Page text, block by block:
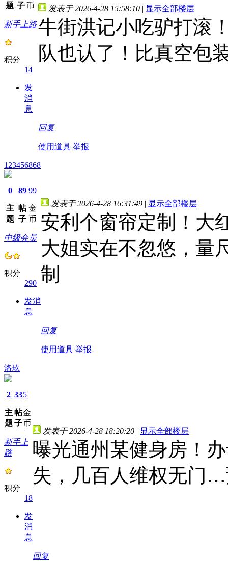
题 子币
新手上路
积分
14
发
消
息
发表于 2026-4-28 15:58:10 | 显示全部楼层
牛街洪记小吃驴打滚
队也认了！比真空包
回复
使用道具 举报
123456868
0
主
题
89
帖
子
99
金
币
中级会员
积分
290
发消
息
发表于 2026-4-28 16:31:49 | 显示全部楼层
安利个窗帘定制！大
大姐实在不忽悠，量
制
回复
使用道具 举报
洛玖
2
主
题
33
帖
子
5
金
币
新手上
路
积分
18
发
消
息
发表于 2026-4-28 18:20:20 | 显示全部楼层
曝光通州某健身房！
失，几百人维权无门
回复